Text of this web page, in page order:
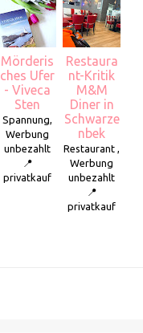
Mörderis
ches Ufer
- Viveca
Sten
Spannung,
Werbung
unbezahlt
📍
privatkauf
Restaura
nt-Kritik
M&M
Diner in
Schwarze
nbek
Restaurant ,
Werbung
unbezahlt
📍
privatkauf